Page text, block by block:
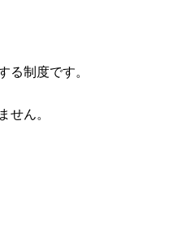
る制度です。
せん。